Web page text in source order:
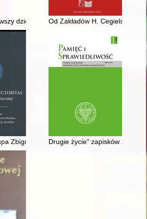
dzień Od Zakładów H. Cegielskiego
Zbigniewa Oleśnickiego i początki portretu
Drugie życie" zapisków z